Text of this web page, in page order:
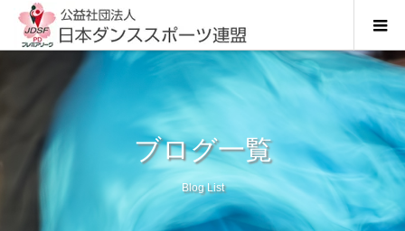
ブログ一覧
Blog List